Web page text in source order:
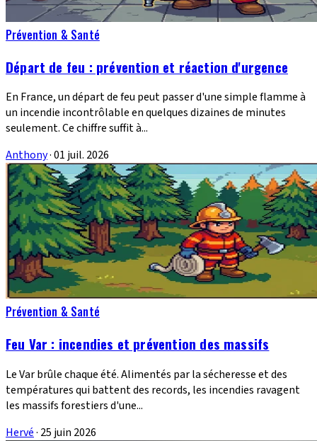
Prévention & Santé
Départ de feu : prévention et réaction d'urgence
En France, un départ de feu peut passer d'une simple flamme à
un incendie incontrôlable en quelques dizaines de minutes
seulement. Ce chiffre suffit à...
Anthony·01 juil. 2026
Prévention & Santé
Feu Var : incendies et prévention des massifs
Le Var brûle chaque été. Alimentés par la sécheresse et des
températures qui battent des records, les incendies ravagent
les massifs forestiers d'une...
Hervé· 25 juin 2026